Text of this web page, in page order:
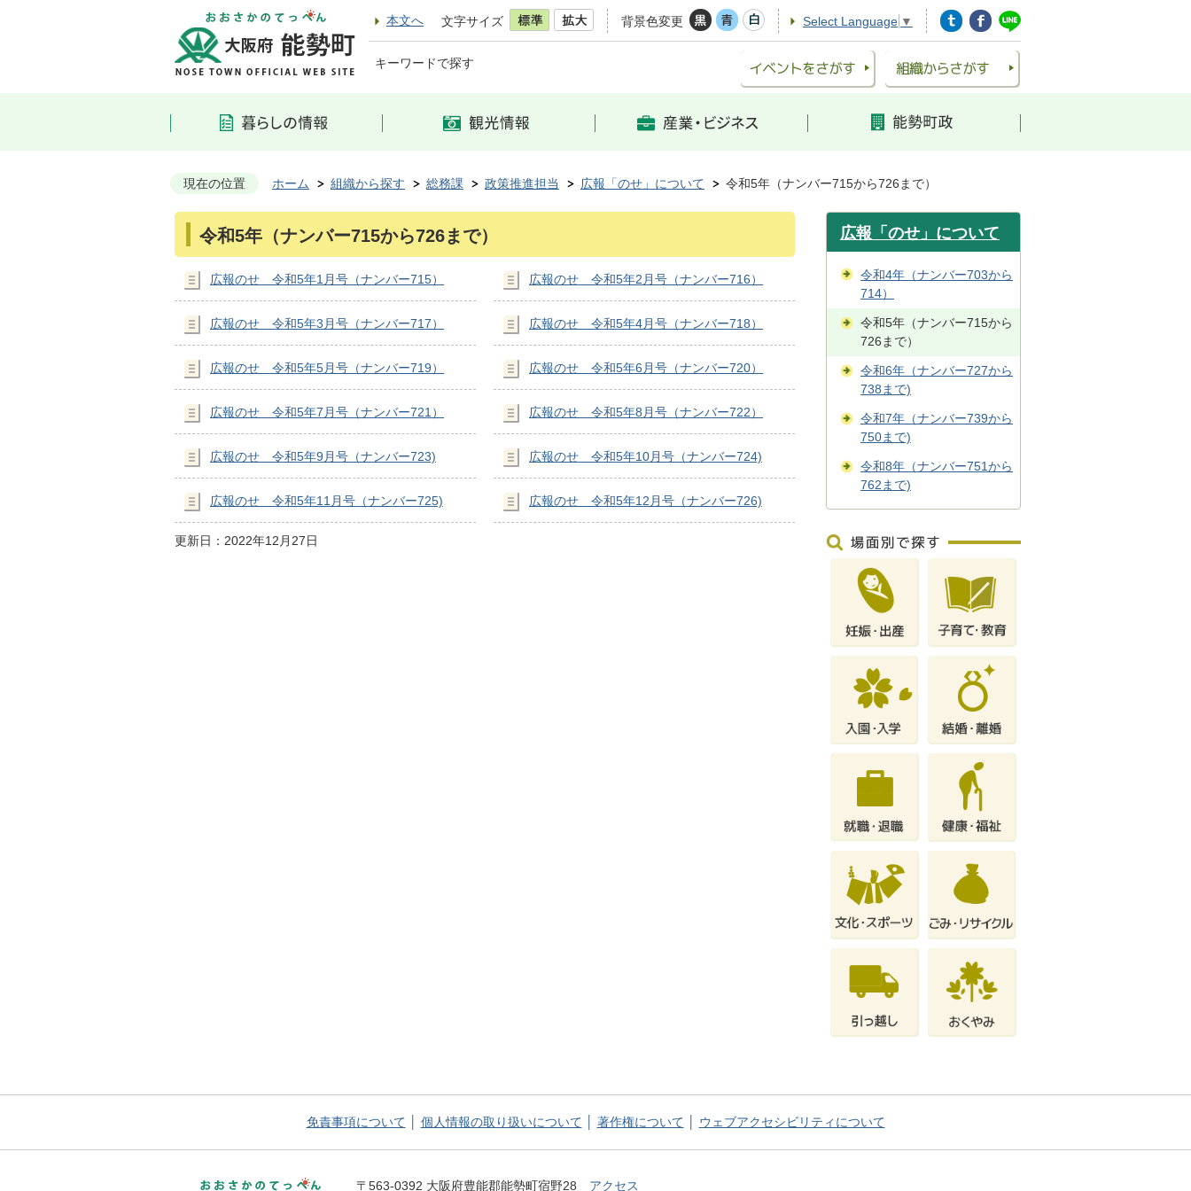
本文へ 文字サイズ 背景色変更 Select Language ▼
キーワードで探す
現在の位置 ホーム 組織から探す 総務課 政策推進担当 広報「のせ」について 令和5年（ナンバー715から726まで）
令和5年（ナンバー715から726まで）
広報のせ 令和5年1月号（ナンバー715） 広報のせ 令和5年2月号（ナンバー716）
広報のせ 令和5年3月号（ナンバー717） 広報のせ 令和5年4月号（ナンバー718）
広報のせ 令和5年5月号（ナンバー719） 広報のせ 令和5年6月号（ナンバー720）
広報のせ 令和5年7月号（ナンバー721） 広報のせ 令和5年8月号（ナンバー722）
広報のせ 令和5年9月号（ナンバー723) 広報のせ 令和5年10月号（ナンバー724)
広報のせ 令和5年11月号（ナンバー725) 広報のせ 令和5年12月号（ナンバー726)
更新日：2022年12月27日
広報「のせ」について
令和4年（ナンバー703から
714）
令和5年（ナンバー715から
726まで）
令和6年（ナンバー727から
738まで)
令和7年（ナンバー739から
750まで)
令和8年（ナンバー751から
762まで)
免責事項について 個人情報の取り扱いについて 著作権について ウェブアクセシビリティについて
〒563-0392 大阪府豊能郡能勢町宿野28 アクセス